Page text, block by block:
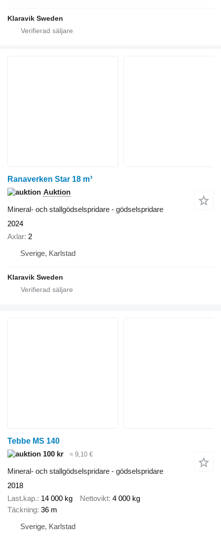
Klaravik Sweden
Ranaverken Star 18 m³
Auktion
Mineral- och stallgödselspridare - gödselspridare
2024
Axlar 2
Sverige, Karlstad
Klaravik Sweden
Tebbe MS 140
100 kr
≈ 9,10 €
Mineral- och stallgödselspridare - gödselspridare
2018
Last.kap. 14 000 kg Nettovikt 4 000 kg
Täckning 36 m
Sverige, Karlstad